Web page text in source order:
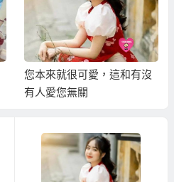
您本來就很可愛，這和有沒
有人愛您無關